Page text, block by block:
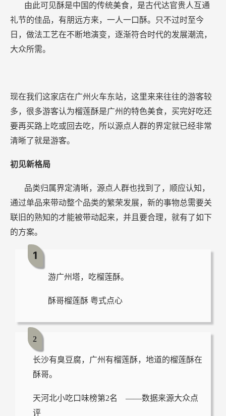
由此可见酥是中国的传统美食，是古代达官贵人互通
礼节的佳品，有朋远方来，一人一口酥。只不过时至今
日，做法工艺在不断地演变，逐渐符合时代的发展潮流，
大众所需。
现在我们这家店在广州火车东站，这里来来往往的游客较
多，很多游客认为榴莲酥是广州的特色美食，买完好吃还
要再买路上吃或回去吃，所以源点人群的界定就已经非常
清晰了就是游客。
初见新格局
品类归属界定清晰，源点人群也找到了，顺应认知，
通过单品来带动整个品类的繁荣发展，新的事物总需要关
联旧的熟知的才能被带动起来，并且要合理，就有了如下
的方案。
1
游广州塔，吃榴莲酥。
酥哥榴莲酥 粤式点心
2
长沙有臭豆腐，广州有榴莲酥，地道的榴莲酥在
酥哥。
天河北小吃口味榜第2名 ——数据来源大众点
评